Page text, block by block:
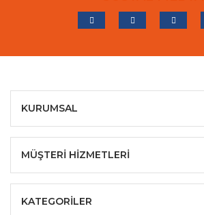
KURUMSAL
MÜŞTERİ HİZMETLERİ
KATEGORİLER